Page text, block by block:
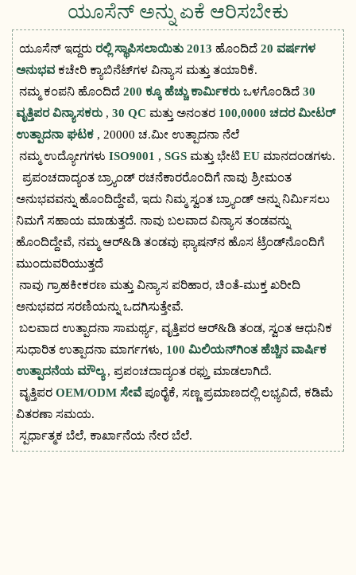
ಯೂಸೆನ್ ಅನ್ನು ಏಕೆ ಆರಿಸಬೇಕು
ಯೂಸೆನ್ ಇದ್ದರುರಲ್ಲಿ ಸ್ಥಾಪಿಸಲಾಯಿತು 2013ಹೊಂದಿದೆ20 ವರ್ಷಗಳ
ಅನುಭವ ಕಚೇರಿ ಕ್ಯಾಬಿನೆಟ್‌ಗಳ ವಿನ್ಯಾಸ ಮತ್ತು ತಯಾರಿಕೆ.
ನಮ್ಮ ಕಂಪನಿ ಹೊಂದಿದೆ200 ಕ್ಕೂ ಹೆಚ್ಚು ಕಾರ್ಮಿಕರುಒಳಗೊಂಡಿದೆ30
ವೃತ್ತಿಪರ ವಿನ್ಯಾಸಕರು ,30 QCಮತ್ತು ಅನಂತರ 100,0000 ಚದರ ಮೀಟರ್
ಉತ್ಪಾದನಾ ಘಟಕ , 20000 ಚ.ಮೀ ಉತ್ಪಾದನಾ ನೆಲೆ
ನಮ್ಮ ಉದ್ಯೋಗಗಳುISO9001 ,SGSಮತ್ತು ಭೇಟಿEUಮಾನದಂಡಗಳು.
ಪ್ರಪಂಚದಾದ್ಯಂತ ಬ್ರ್ಯಾಂಡ್ ರಚನೆಕಾರರೊಂದಿಗೆ ನಾವು ಶ್ರೀಮಂತ
ಅನುಭವವನ್ನು ಹೊಂದಿದ್ದೇವೆ, ಇದು ನಿಮ್ಮ ಸ್ವಂತ ಬ್ರ್ಯಾಂಡ್ ಅನ್ನು ನಿರ್ಮಿಸಲು
ನಿಮಗೆ ಸಹಾಯ ಮಾಡುತ್ತದೆ. ನಾವು ಬಲವಾದ ವಿನ್ಯಾಸ ತಂಡವನ್ನು
ಹೊಂದಿದ್ದೇವೆ, ನಮ್ಮ ಆರ್&ಡಿ ತಂಡವು ಫ್ಯಾಷನ್‌ನ ಹೊಸ ಟ್ರೆಂಡ್‌ನೊಂದಿಗೆ
ಮುಂದುವರಿಯುತ್ತದೆ
ನಾವು ಗ್ರಾಹಕೀಕರಣ ಮತ್ತು ವಿನ್ಯಾಸ ಪರಿಹಾರ, ಚಿಂತೆ-ಮುಕ್ತ ಖರೀದಿ
ಅನುಭವದ ಸರಣಿಯನ್ನು ಒದಗಿಸುತ್ತೇವೆ.
ಬಲವಾದ ಉತ್ಪಾದನಾ ಸಾಮರ್ಥ್ಯ, ವೃತ್ತಿಪರ ಆರ್&ಡಿ ತಂಡ, ಸ್ವಂತ ಆಧುನಿಕ
ಸುಧಾರಿತ ಉತ್ಪಾದನಾ ಮಾರ್ಗಗಳು, 100 ಮಿಲಿಯನ್‌ಗಿಂತ ಹೆಚ್ಚಿನ ವಾರ್ಷಿಕ
ಉತ್ಪಾದನೆಯ ಮೌಲ್ಯ, ಪ್ರಪಂಚದಾದ್ಯಂತ ರಫ್ತು ಮಾಡಲಾಗಿದೆ.
ವೃತ್ತಿಪರOEM/ODM ಸೇವೆಪೂರೈಕೆ, ಸಣ್ಣ ಪ್ರಮಾಣದಲ್ಲಿ ಲಭ್ಯವಿದೆ, ಕಡಿಮೆ
ವಿತರಣಾ ಸಮಯ.
ಸ್ಪರ್ಧಾತ್ಮಕ ಬೆಲೆ, ಕಾರ್ಖಾನೆಯ ನೇರ ಬೆಲೆ.